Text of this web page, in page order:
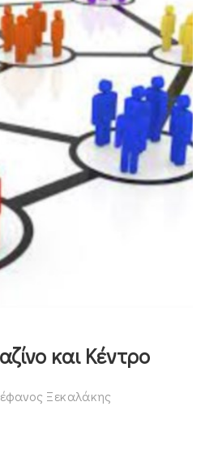
και Κέντρο
Ξεκαλάκης